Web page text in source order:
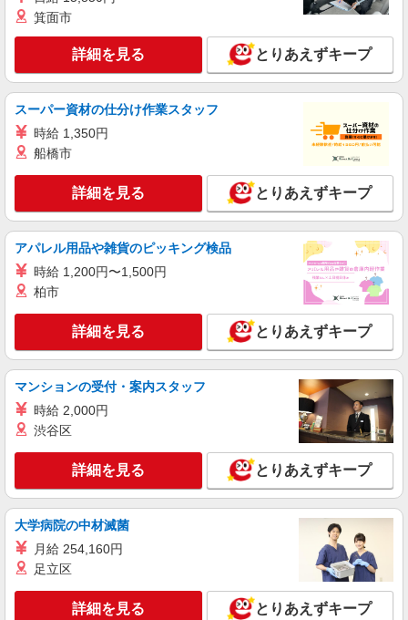
アルバイト
ライフ奥戸店（店舗コード873）
NEW
鮮魚
ライフ奥戸店 東京都葛飾区奥戸3-23-19
ライフ奥戸店（店舗コード873）
NEW
品出し（商品陳列）
時給1,260円 高校生 時給1,235円
ライフ奥戸店 東京都葛飾区奥戸3-23-19
キープ 詳細を見る
アルバイト
ライフ葛飾鎌倉店（店舗コード808）
NEW
ライフ葛飾鎌倉店 東京都葛飾区鎌倉1-14-7
キープ 詳細を見る
パート
生活協同組合コープみらい コープ亀有店
時給1335円〜時給1485円※時間・曜日によ
箕面市
詳細を見る とりあえずキープ
スーパー資材の仕分け作業スタッフ
時給 1,350円
船橋市
詳細を見る とりあえずキープ
アパレル用品や雑貨のピッキング検品
時給 1,200円〜1,500円
柏市
詳細を見る とりあえずキープ
マンションの受付・案内スタッフ
時給 2,000円
渋谷区
詳細を見る とりあえずキープ
大学病院の中材滅菌
月給 254,160円
足立区
詳細を見る とりあえずキープ